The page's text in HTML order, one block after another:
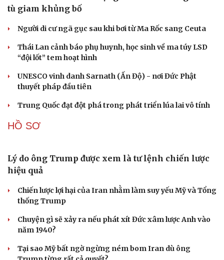
Xây dựng chỉ tiêu “như KPIs” để Quốc hội giám sát kết
quả phòng, chống tội phạm
Đại tướng Phan Văn Giang chủ trì lễ đón Bộ trưởng Quốc
phòng Malaysia
Đồng chí Trần Cẩm Tú chủ trì Hội nghị Ban Thường vụ
Đảng ủy các cơ quan Đảng TƯ
Lỗ hổng khiến phòng không Ukraine đuối sức